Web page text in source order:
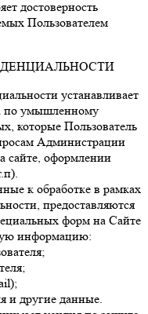
достоверность
Пользователем
устанавливает
по умышленному
которые Пользователь
Администрации
сайте, оформлении
к обработке в рамках
предоставляются
форм на Сайте
информацию:
и другие данные.